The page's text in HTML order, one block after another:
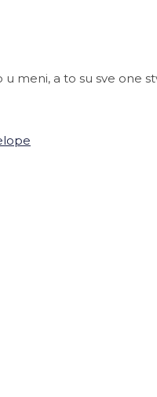
meni, a to su sve one